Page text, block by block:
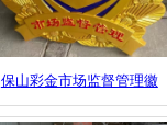
保山彩金市场监督管理徽